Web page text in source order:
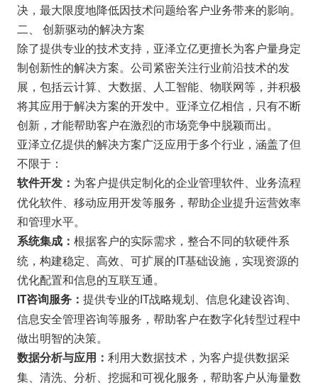
决，最大限度地降低因技术问题给客户业务带来的影响。
二、 创新驱动的解决方案
除了提供专业的技术支持，亚泽立亿更擅长为客户量身定
制创新性的解决方案。公司紧密关注行业前沿技术的发
展，包括云计算、大数据、人工智能、物联网等，并积极
将其应用于解决方案的开发中。亚泽立亿相信，只有不断
创新，才能帮助客户在激烈的市场竞争中脱颖而出。
亚泽立亿提供的解决方案广泛应用于多个行业，涵盖了但
不限于：
软件开发： 为客户提供定制化的企业管理软件、业务流程
优化软件、移动应用开发等服务，帮助企业提升运营效率
和管理水平。
系统集成： 根据客户的实际需求，整合不同的软硬件系
统，构建稳定、高效、可扩展的IT基础设施，实现资源的
优化配置和信息的互联互通。
IT咨询服务： 提供专业的IT战略规划、信息化建设咨询、
信息安全管理咨询等服务，帮助客户在数字化转型过程中
做出明智的决策。
数据分析与应用： 利用大数据技术，为客户提供数据采
集、清洗、分析、挖掘和可视化服务，帮助客户从海量数